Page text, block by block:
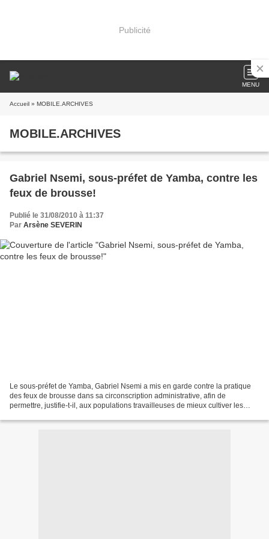
Publicité
MENU
Accueil » MOBILE.ARCHIVES
MOBILE.ARCHIVES
Gabriel Nsemi, sous-préfet de Yamba, contre les
feux de brousse!
Publié le 31/08/2010 à 11:37
Par Arsène SEVERIN
Le sous-préfet de Yamba, Gabriel Nsemi a mis en garde contre la pratique
des feux de brousse dans sa circonscription administrative, afin de
permettre, justifie-t-il, aux populations travailleuses de mieux cultiver les